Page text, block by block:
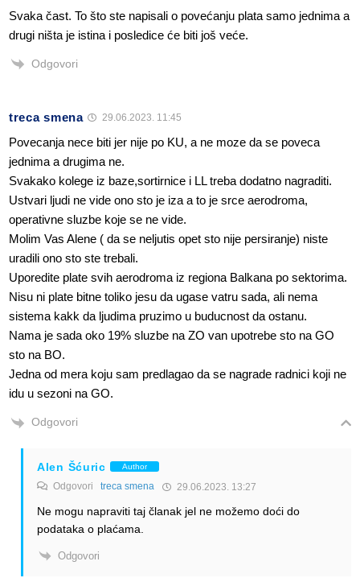
Svaka čast. To što ste napisali o povećanju plata samo jednima a
drugi ništa je istina i posledice će biti još veće.
Odgovori
treca smena 29.06.2023. 11:45
Povecanja nece biti jer nije po KU, a ne moze da se poveca
jednima a drugima ne.
Svakako kolege iz baze,sortirnice i LL treba dodatno nagraditi.
Ustvari ljudi ne vide ono sto je iza a to je srce aerodroma,
operativne sluzbe koje se ne vide.
Molim Vas Alene ( da se neljutis opet sto nije persiranje) niste
uradili ono sto ste trebali.
Uporedite plate svih aerodroma iz regiona Balkana po sektorima.
Nisu ni plate bitne toliko jesu da ugase vatru sada, ali nema
sistema kakk da ljudima pruzimo u buducnost da ostanu.
Nama je sada oko 19% sluzbe na ZO van upotrebe sto na GO
sto na BO.
Jedna od mera koju sam predlagao da se nagrade radnici koji ne
idu u sezoni na GO.
Odgovori
Alen Šćuric Author
Odgovori treca smena 29.06.2023. 13:27
Ne mogu napraviti taj članak jel ne možemo doći do
podataka o plaćama.
Odgovori